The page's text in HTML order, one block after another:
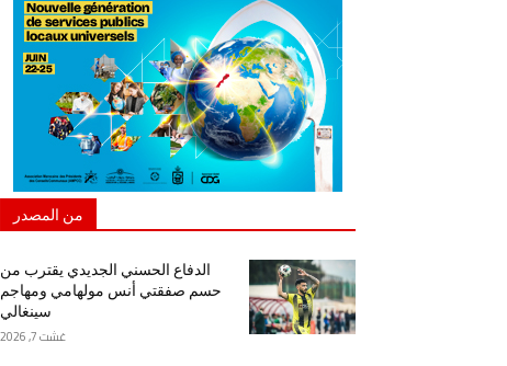
من المصدر
الدفاع الحسني الجديدي يقترب من
حسم صفقتي أنس مولهامي ومهاجم
سينغالي
غشت 7, 2026